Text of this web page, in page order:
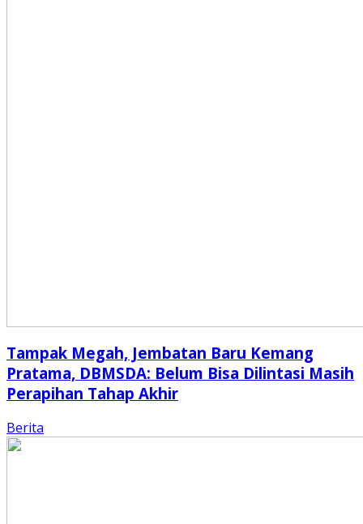
Tampak Megah, Jembatan Baru Kemang
Pratama, DBMSDA: Belum Bisa Dilintasi Masih
Perapihan Tahap Akhir
Berita